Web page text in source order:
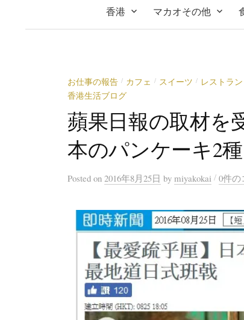
香港 マカオその他
お仕事の報告 / カフェ / スイーツ / レストラン
香港生活ブログ
蘋果日報の取材を
本のパンケーキ2
Posted on 2016年8月25日 by miyakokai / 0件の